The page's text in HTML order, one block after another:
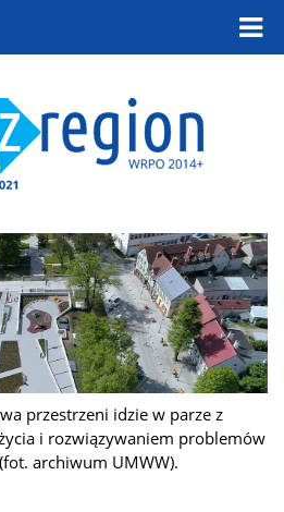
przestrzeni idzie w parze z
i rozwiązywaniem problemów
archiwum UMWW).